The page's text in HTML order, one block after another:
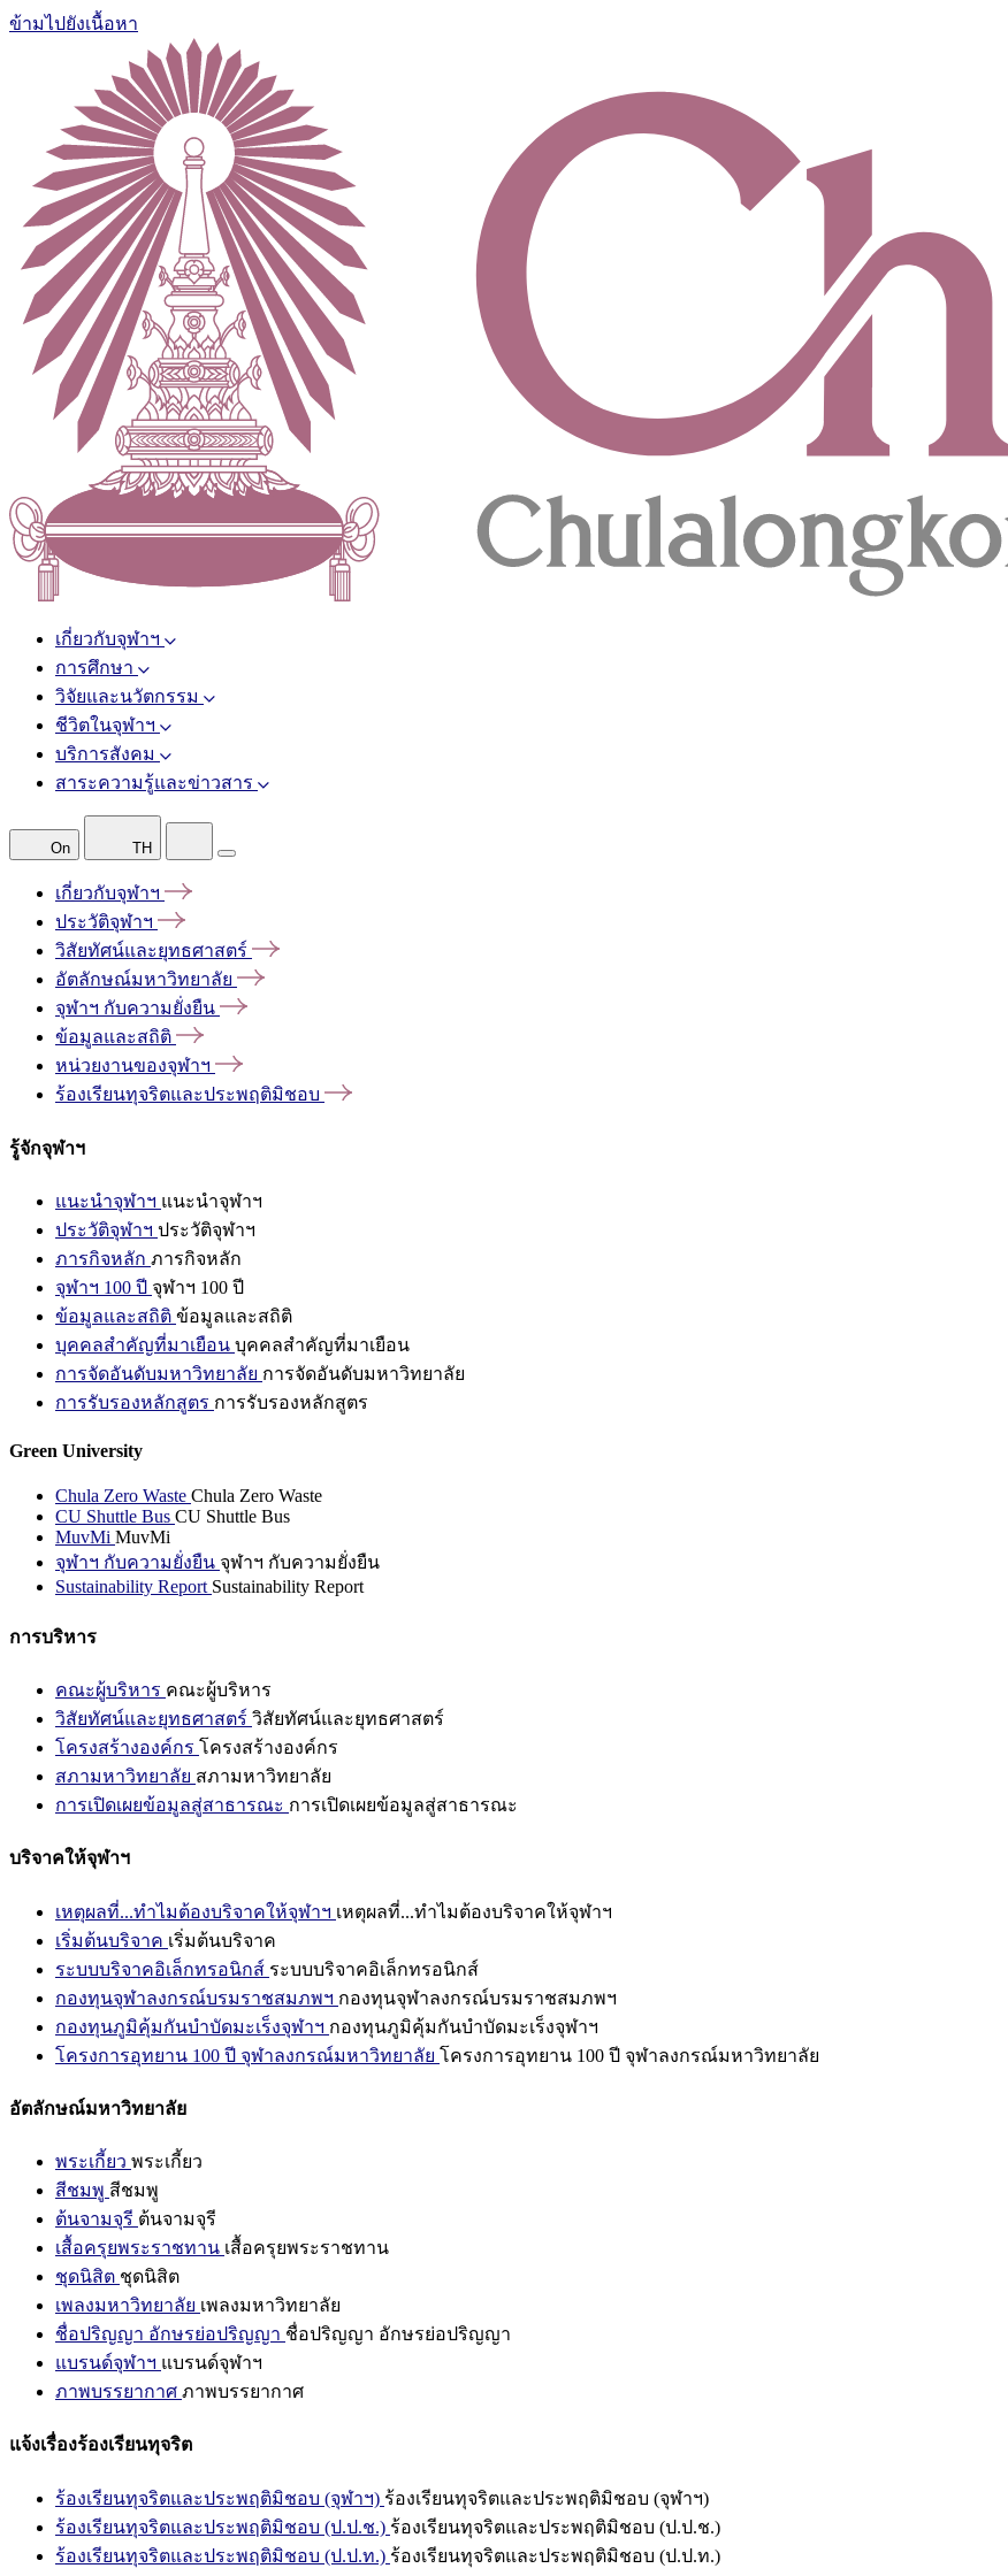
ข้ามไปยังเนื้อหา
เกี่ยวกับจุฬาฯ
การศึกษา
วิจัยและนวัตกรรม
ชีวิตในจุฬาฯ
บริการสังคม
สาระความรู้และข่าวสาร
On TH
เกี่ยวกับจุฬาฯ
ประวัติจุฬาฯ
วิสัยทัศน์และยุทธศาสตร์
อัตลักษณ์มหาวิทยาลัย
จุฬาฯ กับความยั่งยืน
ข้อมูลและสถิติ
หน่วยงานของจุฬาฯ
ร้องเรียนทุจริตและประพฤติมิชอบ
รู้จักจุฬาฯ
แนะนำจุฬาฯ แนะนำจุฬาฯ
ประวัติจุฬาฯ ประวัติจุฬาฯ
ภารกิจหลัก ภารกิจหลัก
จุฬาฯ 100 ปี จุฬาฯ 100 ปี
ข้อมูลและสถิติ ข้อมูลและสถิติ
บุคคลสำคัญที่มาเยือน บุคคลสำคัญที่มาเยือน
การจัดอันดับมหาวิทยาลัย การจัดอันดับมหาวิทยาลัย
การรับรองหลักสูตร การรับรองหลักสูตร
Green University
Chula Zero Waste Chula Zero Waste
CU Shuttle Bus CU Shuttle Bus
MuvMi MuvMi
จุฬาฯ กับความยั่งยืน จุฬาฯ กับความยั่งยืน
Sustainability Report Sustainability Report
การบริหาร
คณะผู้บริหาร คณะผู้บริหาร
วิสัยทัศน์และยุทธศาสตร์ วิสัยทัศน์และยุทธศาสตร์
โครงสร้างองค์กร โครงสร้างองค์กร
สภามหาวิทยาลัย สภามหาวิทยาลัย
การเปิดเผยข้อมูลสู่สาธารณะ การเปิดเผยข้อมูลสู่สาธารณะ
บริจาคให้จุฬาฯ
เหตุผลที่...ทำไมต้องบริจาคให้จุฬาฯ เหตุผลที่...ทำไมต้องบริจาคให้จุฬาฯ
เริ่มต้นบริจาค เริ่มต้นบริจาค
ระบบบริจาคอิเล็กทรอนิกส์ ระบบบริจาคอิเล็กทรอนิกส์
กองทุนจุฬาลงกรณ์บรมราชสมภพฯ กองทุนจุฬาลงกรณ์บรมราชสมภพฯ
กองทุนภูมิคุ้มกันบำบัดมะเร็งจุฬาฯ กองทุนภูมิคุ้มกันบำบัดมะเร็งจุฬาฯ
โครงการอุทยาน 100 ปี จุฬาลงกรณ์มหาวิทยาลัย โครงการอุทยาน 100 ปี จุฬาลงกรณ์มหาวิทยาลัย
อัตลักษณ์มหาวิทยาลัย
พระเกี้ยว พระเกี้ยว
สีชมพู สีชมพู
ต้นจามจุรี ต้นจามจุรี
เสื้อครุยพระราชทาน เสื้อครุยพระราชทาน
ชุดนิสิต ชุดนิสิต
เพลงมหาวิทยาลัย เพลงมหาวิทยาลัย
ชื่อปริญญา อักษรย่อปริญญา ชื่อปริญญา อักษรย่อปริญญา
แบรนด์จุฬาฯ แบรนด์จุฬาฯ
ภาพบรรยากาศ ภาพบรรยากาศ
แจ้งเรื่องร้องเรียนทุจริต
ร้องเรียนทุจริตและประพฤติมิชอบ (จุฬาฯ) ร้องเรียนทุจริตและประพฤติมิชอบ (จุฬาฯ)
ร้องเรียนทุจริตและประพฤติมิชอบ (ป.ป.ช.) ร้องเรียนทุจริตและประพฤติมิชอบ (ป.ป.ช.)
ร้องเรียนทุจริตและประพฤติมิชอบ (ป.ป.ท.) ร้องเรียนทุจริตและประพฤติมิชอบ (ป.ป.ท.)